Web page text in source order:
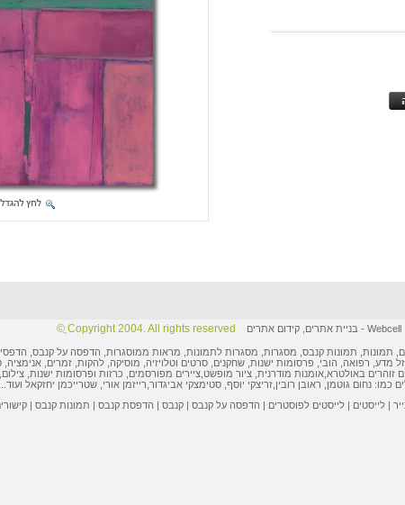
Webcell
- בניית אתרים ,קידום אתרים Copyright 2004. All rights reserved ֲ©
תמונות , תמונות קנבס, מסגרות, מסגרות לתמונות , מראות ממוסגרות, הדפסה על קנבס
מדע, רפואה, הובי, פרסומות ישנות , שחקנים, סרטים וטלויזיה, מוסיקה, להקות, זמרים, אנימציה,
זוהרים באולטרא, אומנות מודרנית ציור מופשט ציירים מפורסמים כרזות ופרסומות ישנות,
כמו: נחום גוטמן ראובן רובין זריצקי יוסף סטימצקי אביגדור רייזמן אורי שטרייכמן יחזקאל ועוד...
|לייסטים |לייסטים לפוסטרים | הדפסה על קנבס |קנבס | הדפסת קנבס | תמונות קנבס |